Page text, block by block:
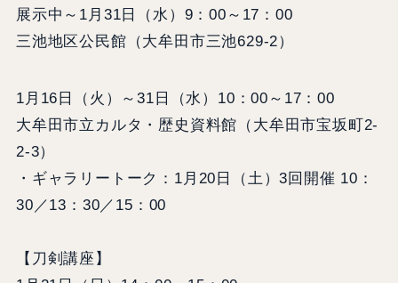
展示中～1月31日（水）9：00～17：00
三池地区公民館（大牟田市三池629-2）
1月16日（火）～31日（水）10：00～17：00
大牟田市立カルタ・歴史資料館（大牟田市宝坂町2-
2-3）
・ギャラリートーク：1月20日（土）3回開催 10：
30／13：30／15：00
【刀剣講座】